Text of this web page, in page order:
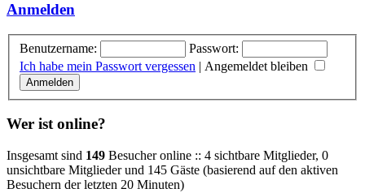
Anmelden
Benutzername:
Passwort:
Ich habe mein Passwort vergessen | Angemeldet bleiben
Wer ist online?
Insgesamt sind 149 Besucher online :: 4 sichtbare Mitglieder, 0
unsichtbare Mitglieder und 145 Gäste (basierend auf den aktiven
Besuchern der letzten 20 Minuten)